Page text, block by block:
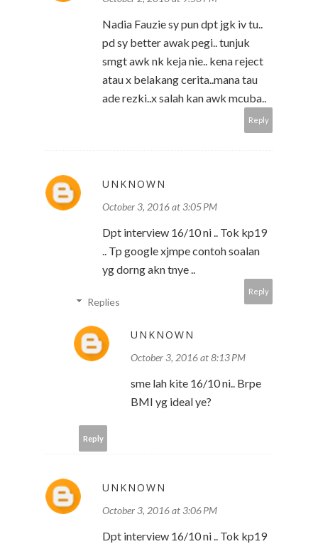
Nadia Fauzie sy pun dpt jgk iv tu..
pd sy better awak pegi.. tunjuk
smgt awk nk keja nie.. kena reject
atau x belakang cerita..mana tau
ade rezki..x salah kan awk mcuba..
Reply
UNKNOWN
October 3, 2016 at 3:05 PM
Dpt interview 16/10 ni .. Tok kp19
.. Tp google xjmpe contoh soalan
yg dorng akn tnye ..
Reply
Replies
UNKNOWN
October 3, 2016 at 8:13 PM
sme lah kite 16/10 ni.. Brpe
BMI yg ideal ye?
Reply
UNKNOWN
October 3, 2016 at 3:06 PM
Dpt interview 16/10 ni .. Tok kp19